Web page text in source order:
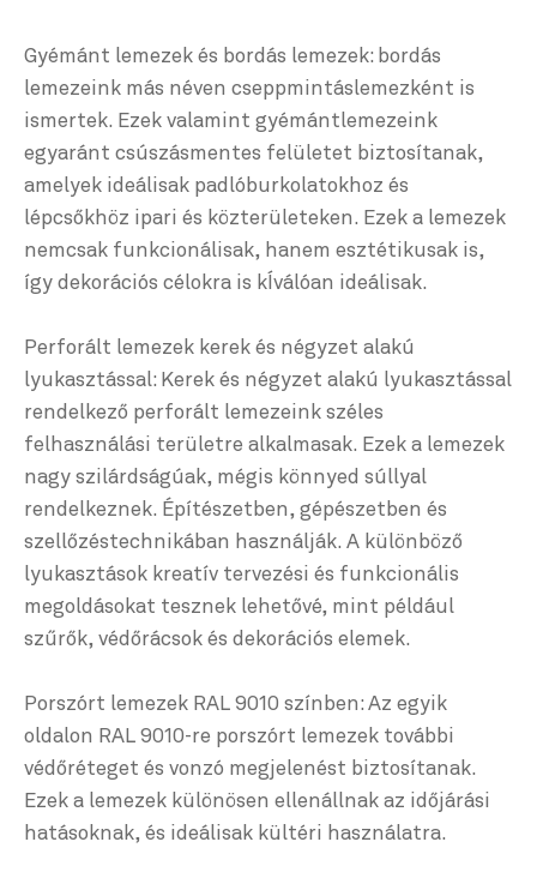
Gyémánt lemezek és bordás lemezek: bordás
lemezeink más néven cseppmintáslemezként is
ismertek. Ezek valamint gyémántlemezeink
egyaránt csúszásmentes felületet biztosítanak,
amelyek ideálisak padlóburkolatokhoz és
lépcsőkhöz ipari és közterületeken. Ezek a lemezek
nemcsak funkcionálisak, hanem esztétikusak is,
így dekorációs célokra is kÍválóan ideálisak.
Perforált lemezek kerek és négyzet alakú
lyukasztással: Kerek és négyzet alakú lyukasztással
rendelkező perforált lemezeink széles
felhasználási területre alkalmasak. Ezek a lemezek
nagy szilárdságúak, mégis könnyed súllyal
rendelkeznek. Építészetben, gépészetben és
szellőzéstechnikában használják. A különböző
lyukasztások kreatív tervezési és funkcionális
megoldásokat tesznek lehetővé, mint például
szűrők, védőrácsok és dekorációs elemek.
Porszórt lemezek RAL 9010 színben: Az egyik
oldalon RAL 9010-re porszórt lemezek további
védőréteget és vonzó megjelenést biztosítanak.
Ezek a lemezek különösen ellenállnak az időjárási
hatásoknak, és ideálisak kültéri használatra.